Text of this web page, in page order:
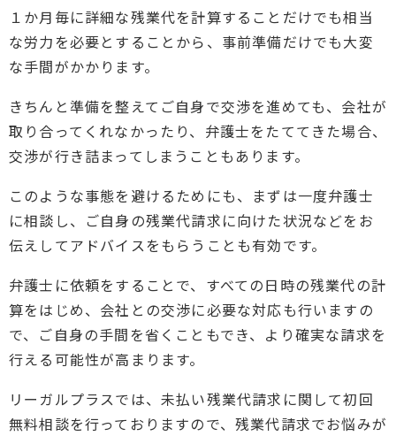
１か月毎に詳細な残業代を計算することだけでも相当
な労力を必要とすることから、事前準備だけでも大変
な手間がかかります。
きちんと準備を整えてご自身で交渉を進めても、会社が
取り合ってくれなかったり、弁護士をたててきた場合、
交渉が行き詰まってしまうこともあります。
このような事態を避けるためにも、まずは一度弁護士
に相談し、ご自身の残業代請求に向けた状況などをお
伝えしてアドバイスをもらうことも有効です。
弁護士に依頼をすることで、すべての日時の残業代の計
算をはじめ、会社との交渉に必要な対応も行いますの
で、ご自身の手間を省くこともでき、より確実な請求を
行える可能性が高まります。
リーガルプラスでは、未払い残業代請求に関して初回
無料相談を行っておりますので、残業代請求でお悩みが